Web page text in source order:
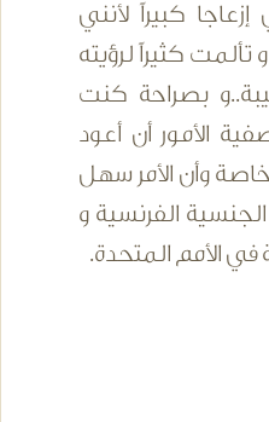
كبيراً لأنني
تألمت كثيراً لرؤيته
بصراحة كنت
الأمور أن أعود
وأن الأمر سهل
الفرنسية و
الأمم المتحدة.